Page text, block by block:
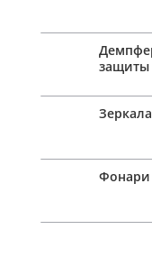
защиты
Фонари